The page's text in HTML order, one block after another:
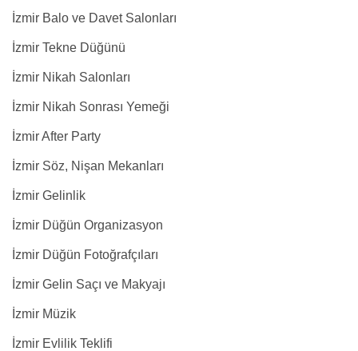
İzmir Balo ve Davet Salonları
İzmir Tekne Düğünü
İzmir Nikah Salonları
İzmir Nikah Sonrası Yemeği
İzmir After Party
İzmir Söz, Nişan Mekanları
İzmir Gelinlik
İzmir Düğün Organizasyon
İzmir Düğün Fotoğrafçıları
İzmir Gelin Saçı ve Makyajı
İzmir Müzik
İzmir Evlilik Teklifi